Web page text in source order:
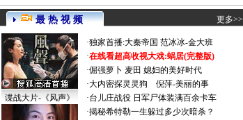
最 热 视 频 更多>>
谍战大片-《风声》
·独家首播:大秦帝国 范冰冰-金大班
·在线看超高收视大戏:蜗居(完整版)
·倔强萝卜 麦田 媳妇的美好时代
·大内密探灵灵狗
倪萍-美丽的事
·台儿庄战役 日军尸体装满百余卡车
·揭秘希特勒一生躲过多少次暗杀？